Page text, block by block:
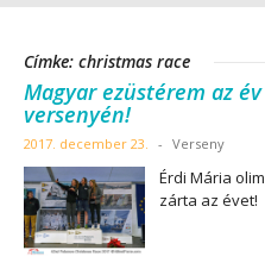
Címke: christmas race
Magyar ezüstérem az
versenyén!
2017. december 23. - Verseny
Érdi Mária
zárta az évet!